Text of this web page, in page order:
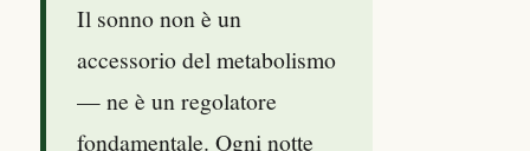
Il sonno non è un
accessorio del metabolismo
— ne è un regolatore
fondamentale. Ogni notte